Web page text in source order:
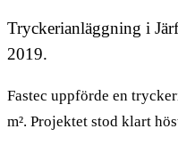
Tryckerianläggning i
2019.
Fastec uppförde en
m². Projektet stod klart